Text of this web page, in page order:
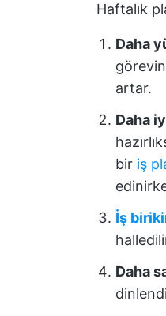
Haftalık
Daha
artar.
Daha
bir iş
İş
Daha